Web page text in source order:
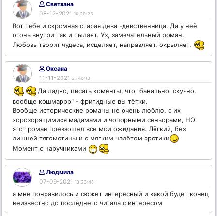
Светлана
08-12-2021 16:20:25
Вот тебе и скромная старая дева -девственница. Да у неё
огонь внутри так и пылает. Ух, замечательный роман.
Любовь творит чудеса, исцеляет, направляет, окрыляет.
Оксана
11-11-2021 21:46:13
Да ладно, писать коменты, что "банально, скучно,
вообще кошмаррр" - фригидные вы тётки.
Вообще исторические романы не очень люблю, с их
хорохорящимися мадамами и чопорными сеньорами, НО
этот роман превзошел все мои ожидания. Лёгкий, без
лишней тягомотины и с мягким налётом эротики
Момент с наручниками
Людмила
07-09-2021 18:23:48
а мне понравилось и сюжет интересный и какой будет конец
неизвестно до последнего читала с интересом